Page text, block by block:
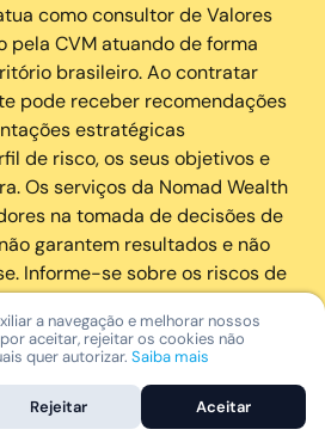
como consultor de Valores
pela CVM atuando de forma
brasileiro. Ao contratar
pode receber recomendações
estratégicas
de risco, os seus objetivos e
Os serviços da Nomad Wealth
na tomada de decisões de
garantem resultados e não
Informe-se sobre os riscos de
com responsabilidade.
logotipos e marcas de serviço
incluindo, mas não se
“Nomad” são marcas
a navegação e melhorar nossos
aceitar, rejeitar os cookies não
quer autorizar. Saiba mais
Rejeitar Aceitar